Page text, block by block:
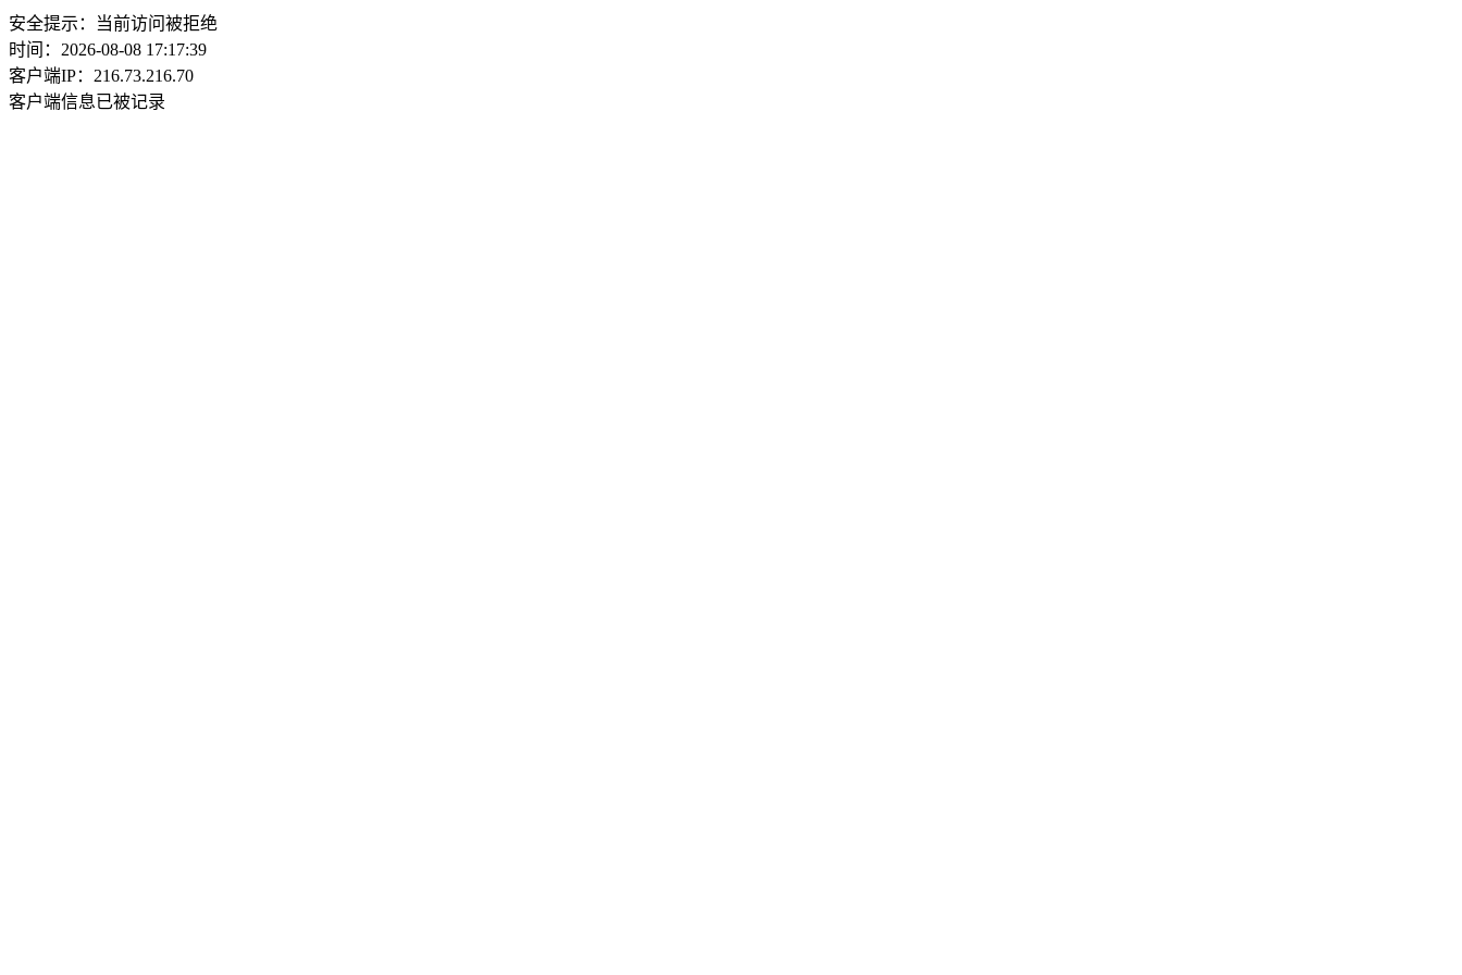
安全提示：当前访问被拒绝
时间：2026-08-08 17:17:39
客户端IP：216.73.216.70
客户端信息已被记录